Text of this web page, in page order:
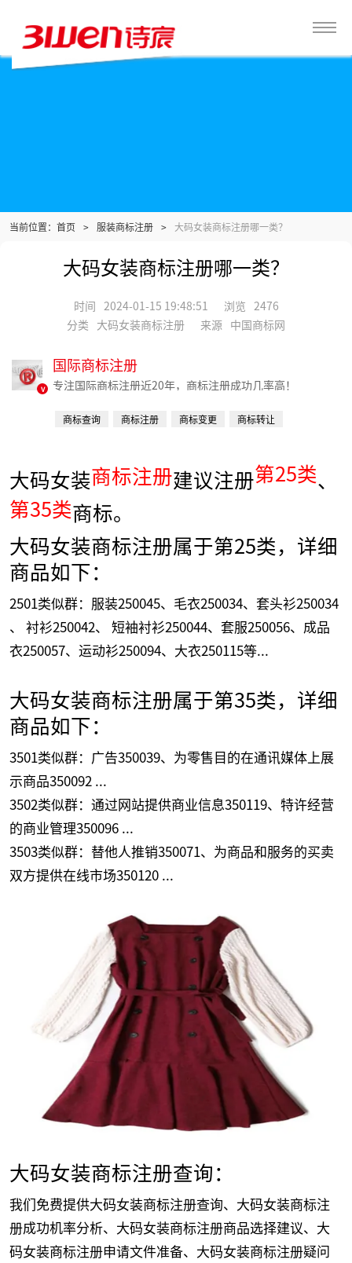
当前位置： 首页 > 服装商标注册 > 大码女装商标注册哪一类？
大码女装商标注册哪一类？
时间 2024-01-15 19:48:51 浏览 2476
分类 大码女装商标注册 来源 中国商标网
v
国际商标注册
专注国际商标注册近20年，商标注册成功几率高！
商标查询 商标注册 商标变更
商标转让
大码女装商标注册建议注册第25类、
第35类商标。
大码女装商标注册属于第25类，详细
商品如下：
2501类似群：服装250045、毛衣250034、套头衫250034
、 衬衫250042、 短袖衬衫250044、套服250056、成品
衣250057、运动衫250094、大衣250115等...
大码女装商标注册属于第35类，详细
商品如下：
3501类似群：广告350039、为零售目的在通讯媒体上展
示商品350092 ...
3502类似群：通过网站提供商业信息350119、特许经营
的商业管理350096 ...
3503类似群：替他人推销350071、为商品和服务的买卖
双方提供在线市场350120 ...
大码女装商标注册查询：
我们免费提供大码女装商标注册查询、大码女装商标注
册成功机率分析、大码女装商标注册商品选择建议、大
码女装商标注册申请文件准备、大码女装商标注册疑问